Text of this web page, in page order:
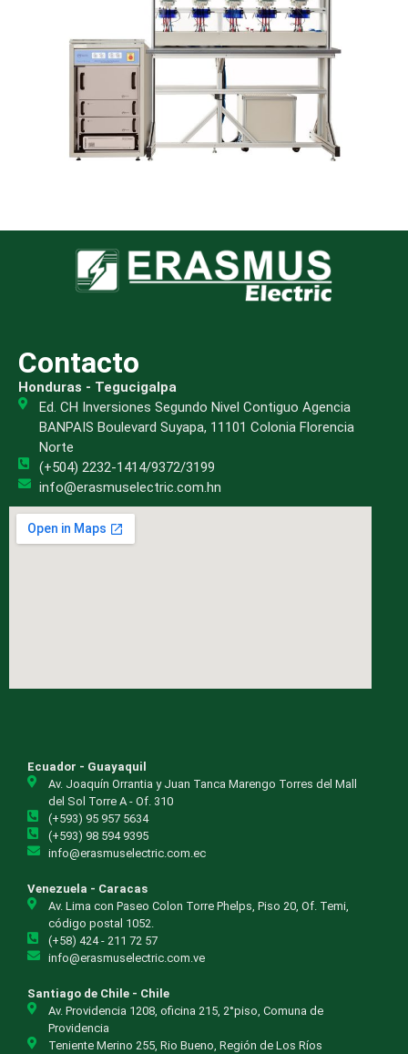
Contacto
Honduras - Tegucigalpa
Ed. CH Inversiones Segundo Nivel Contiguo Agencia
BANPAIS Boulevard Suyapa, 11101 Colonia Florencia
Norte
(+504) 2232-1414/9372/3199
info@erasmuselectric.com.hn
Ecuador - Guayaquil
Av. Joaquín Orrantia y Juan Tanca Marengo Torres del Mall
del Sol Torre A - Of. 310
(+593) 95 957 5634
(+593) 98 594 9395
info@erasmuselectric.com.ec
Venezuela - Caracas
Av. Lima con Paseo Colon Torre Phelps, Piso 20, Of. Temi,
código postal 1052.
(+58) 424 - 211 72 57
info@erasmuselectric.com.ve
Santiago de Chile - Chile
Av. Providencia 1208, oficina 215, 2°piso, Comuna de
Providencia
Teniente Merino 255, Rio Bueno, Región de Los Ríos